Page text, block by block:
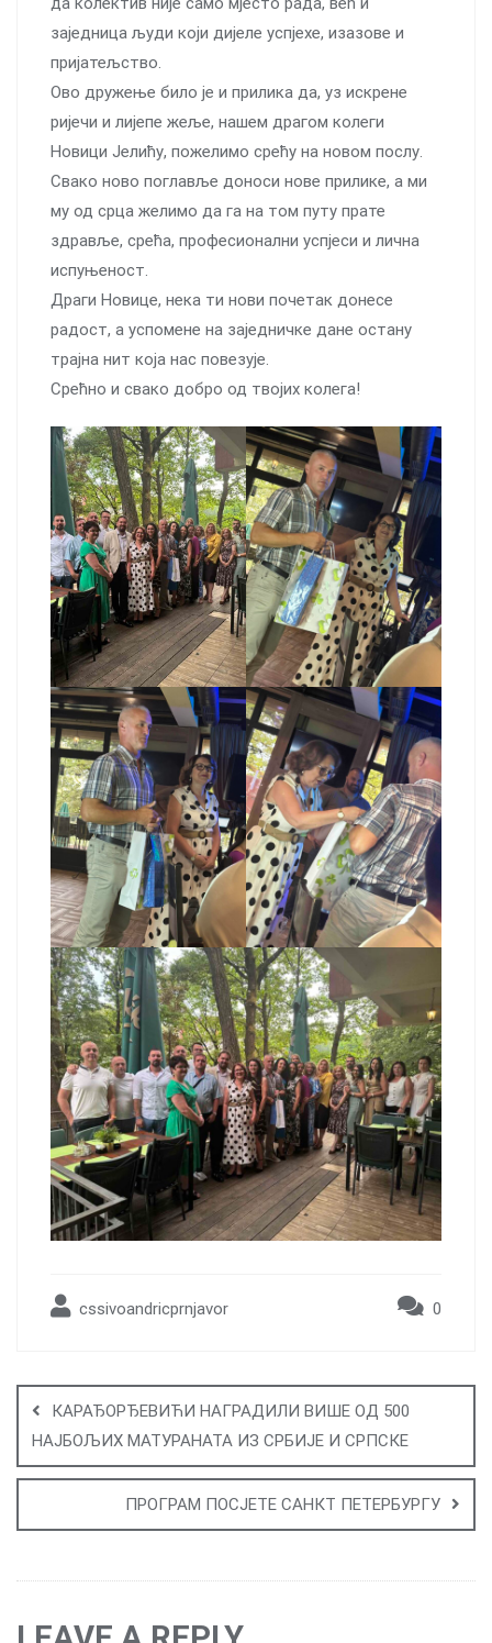
заједница људи који дијеле успјехе, изазове и
пријатељство.
Ово дружење било је и прилика да, уз искрене
ријечи и лијепе жеље, нашем драгом колеги
Новици Јелићу, пожелимо срећу на новом послу.
Свако ново поглавље доноси нове прилике, а ми
му од срца желимо да га на том путу прате
здравље, срећа, професионални успјеси и лична
испуњеност.
Драги Новице, нека ти нови почетак донесе
радост, а успомене на заједничке дане остану
трајна нит која нас повезује.
Срећно и свако добро од твојих колега!
cssivoandricprnjavor 0
navigation
КАРАЂОРЂЕВИЋИ НАГРАДИЛИ ВИШЕ ОД 500
НАЈБОЉИХ МАТУРАНАТА ИЗ СРБИЈЕ И СРПСКЕ
ПРОГРАМ ПОСЈЕТЕ САНКТ ПЕТЕРБУРГУ